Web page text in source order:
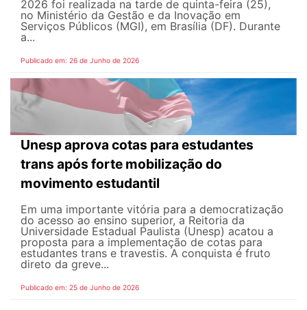
2026 foi realizada na tarde de quinta-feira (25),
no Ministério da Gestão e da Inovação em
Serviços Públicos (MGI), em Brasília (DF). Durante
a...
Publicado em: 26 de Junho de 2026
Unesp aprova cotas para estudantes
trans após forte mobilização do
movimento estudantil
Em uma importante vitória para a democratização
do acesso ao ensino superior, a Reitoria da
Universidade Estadual Paulista (Unesp) acatou a
proposta para a implementação de cotas para
estudantes trans e travestis. A conquista é fruto
direto da greve...
Publicado em: 25 de Junho de 2026